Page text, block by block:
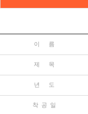
이 름
제 목
년 도
착 공 일